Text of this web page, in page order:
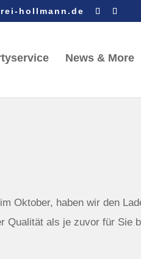
hollmann.de
News & More
Oktober, haben wir den
Qualität als je zuvor für Sie